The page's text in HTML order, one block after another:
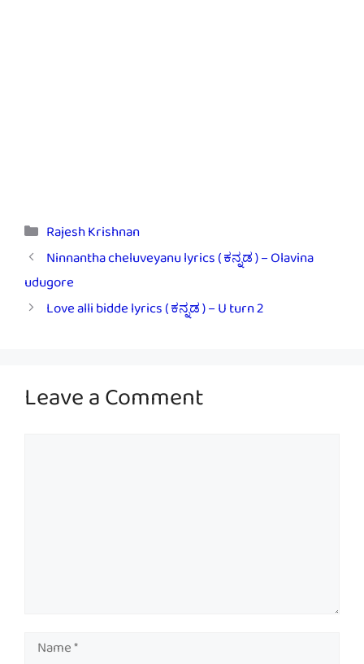
Categories
Rajesh Krishnan
Ninnantha cheluveyanu lyrics ( ಕನ್ನಡ ) – Olavina
udugore
Love alli bidde lyrics ( ಕನ್ನಡ ) – U turn 2
Leave a Comment
Name